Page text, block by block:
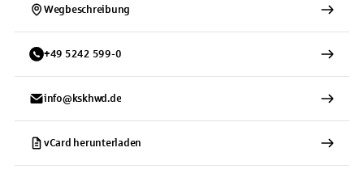
Wegbeschreibung
+49 5242 599-0
info@kskhwd.de
vCard herunterladen